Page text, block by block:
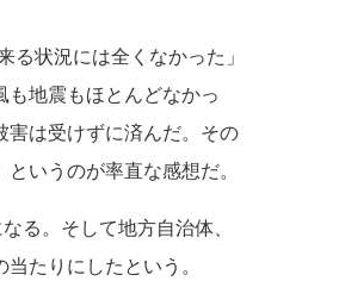
状況には全くなかった」
地震もほとんどなかっ
は受けずに済んだ。その
いうのが率直な感想だ。
る。そして地方自治体、
たりにしたという。